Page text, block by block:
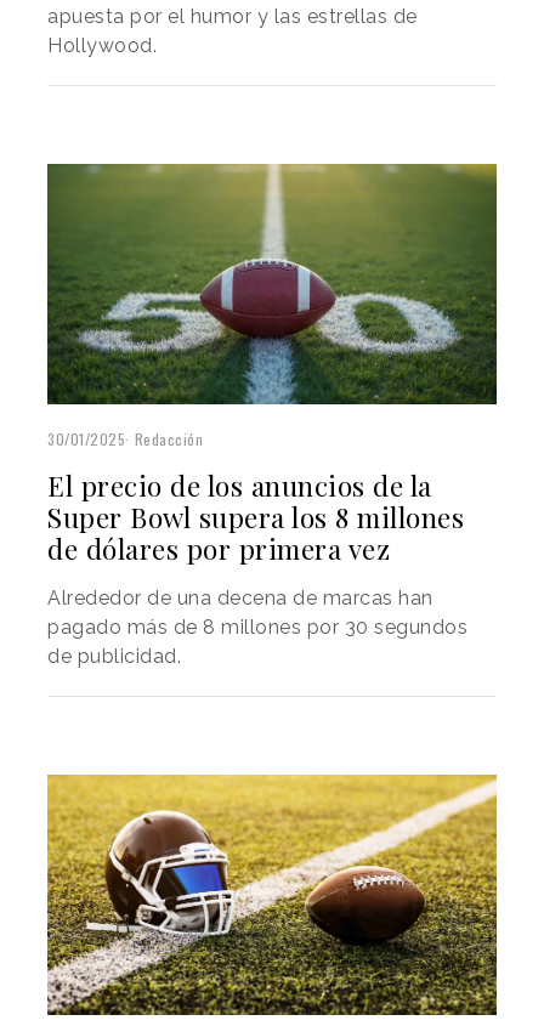
apuesta por el humor y las estrellas de
Hollywood.
30/01/2025 Redacción
El precio de los anuncios de la
Super Bowl supera los 8 millones
de dólares por primera vez
Alrededor de una decena de marcas han
pagado más de 8 millones por 30 segundos
de publicidad.